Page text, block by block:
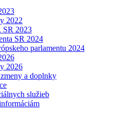
2022
2023
SR 2024
parlamentu 2024
2026
a doplnky
služieb